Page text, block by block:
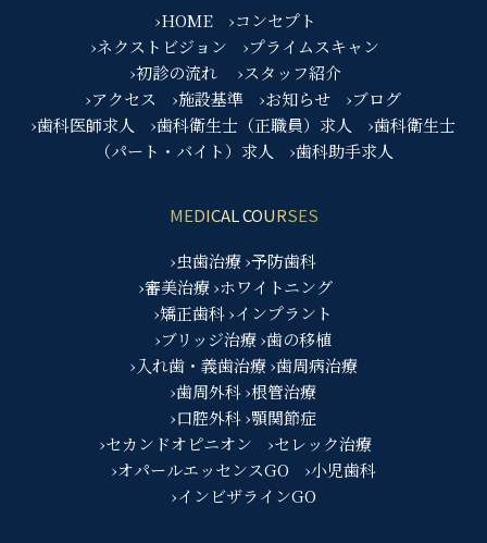
›HOME
›コンセプト
›ネクストビジョン
›プライムスキャン
›初診の流れ
›スタッフ紹介
›アクセス
›施設基準 ›お知らせ
›ブログ
›歯科医師求人
›歯科衛生士（正職員）求人
›歯科衛生士
（パート・バイト）求人
›歯科助手求人
MEDICAL COURSES
›虫歯治療›予防歯科
›審美治療 ›ホワイトニング
›矯正歯科›インプラント
›ブリッジ治療›歯の移植
›入れ歯・義歯治療 ›歯周病治療
›歯周外科›根管治療
›口腔外科›顎関節症
›セカンドオピニオン
›セレック治療
›オパールエッセンスGO
›小児歯科
›インビザラインGO